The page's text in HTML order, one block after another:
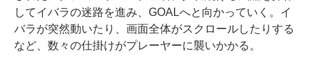
してイバラの迷路を進み、GOALへと向かっていく。イ
バラが突然動いたり、画面全体がスクロールしたりする
など、数々の仕掛けがプレーヤーに襲いかかる。